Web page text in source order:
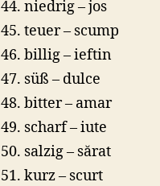
niedrig – jos
teuer – scump
billig – ieftin
süß – dulce
bitter – amar
scharf – iute
salzig – sărat
kurz – scurt